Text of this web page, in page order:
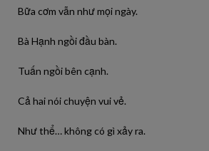
Bữa cơm vẫn như mọi ngày.
Bà Hạnh ngồi đầu bàn.
Tuấn ngồi bên cạnh.
Cả hai nói chuyện vui vẻ.
Như thể… không có gì xảy ra.